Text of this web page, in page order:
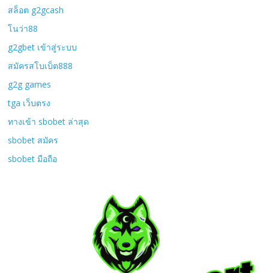
สล็อต g2gcash
โนว่า88
g2gbet เข้าสู่ระบบ
สมัครสโบเบ็ต888
g2g games
tga เว็บตรง
ทางเข้า sbobet ล่าสุด
sbobet สมัคร
sbobet มือถือ